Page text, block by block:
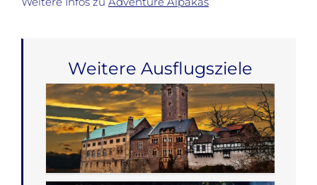
Weitere Ausflugsziele